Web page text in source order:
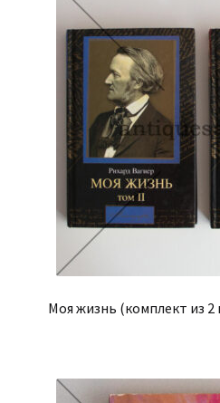
Моя жизнь (комплект из 2